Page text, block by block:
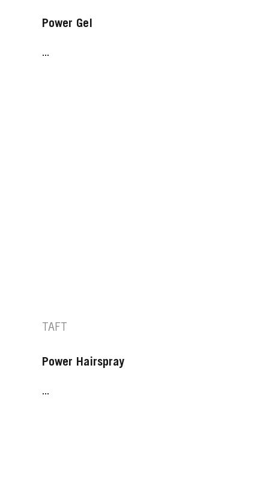
Power Gel
...
TAFT
Power Hairspray
...